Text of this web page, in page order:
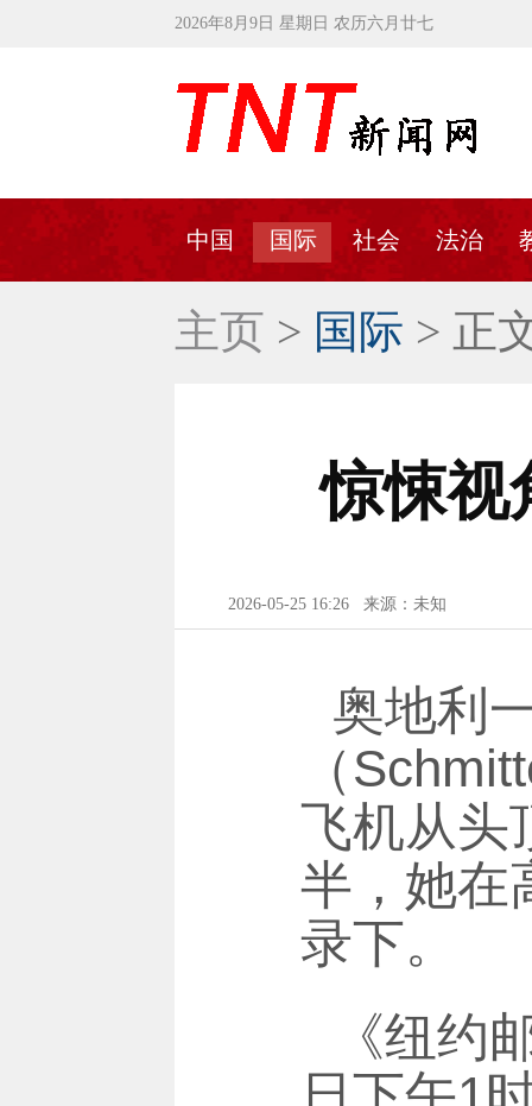
2026年8月9日 星期日 农历六月廿七
中国 国际 社会 法治
主页 > 国际 > 正
惊悚视
2026-05-25 16:26 来源：未知
奥地利
（
飞机从头
半，她在
录下。
《纽约